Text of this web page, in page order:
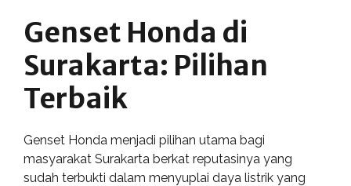
Genset Honda di
Surakarta: Pilihan
Terbaik
Genset Honda menjadi pilihan utama bagi
masyarakat Surakarta berkat reputasinya yang
sudah terbukti dalam menyuplai daya listrik yang